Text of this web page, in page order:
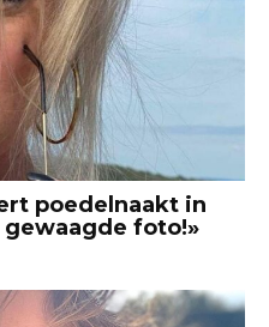
poedelnaakt in
foto!»